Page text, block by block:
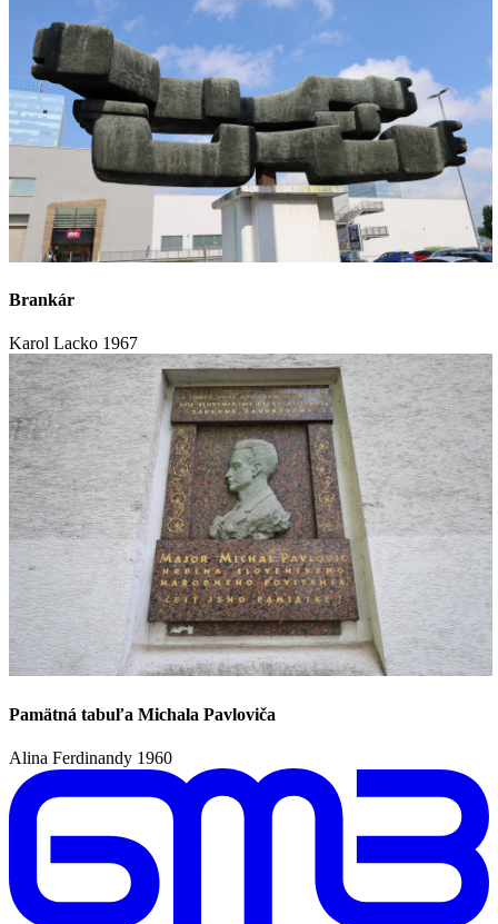
Brankár
Karol Lacko 1967
Pamätná tabuľa Michala Pavloviča
Alina Ferdinandy 1960